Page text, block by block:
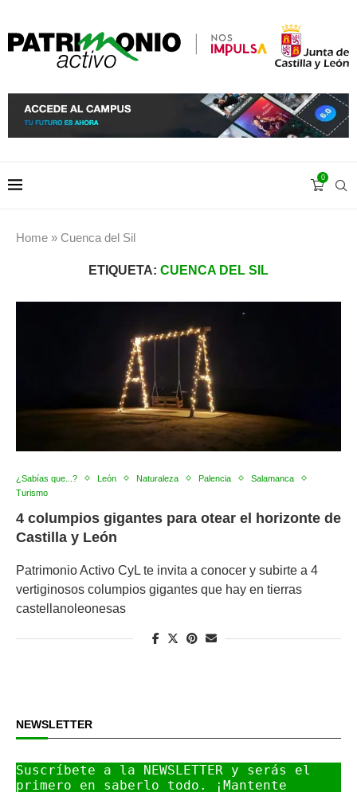
0
Home » Cuenca del Sil
ETIQUETA: CUENCA DEL SIL
¿Sabías que...? León Naturaleza Palencia
Salamanca
Turismo
4 columpios gigantes para otear el horizonte de
Castilla y León
Patrimonio Activo CyL te invita a conocer y subirte a 4
vertiginosos columpios gigantes que hay en tierras
castellanoleonesas
NEWSLETTER
Suscríbete a la NEWSLETTER y serás el
primero en saberlo todo. ¡Mantente